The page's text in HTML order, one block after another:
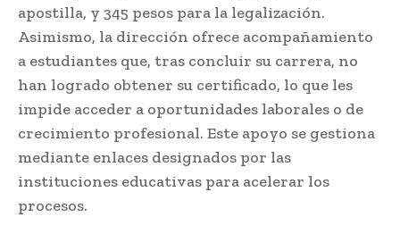
apostilla, y 345 pesos para la legalización.
Asimismo, la dirección ofrece acompañamiento
a estudiantes que, tras concluir su carrera, no
han logrado obtener su certificado, lo que les
impide acceder a oportunidades laborales o de
crecimiento profesional. Este apoyo se gestiona
mediante enlaces designados por las
instituciones educativas para acelerar los
procesos.